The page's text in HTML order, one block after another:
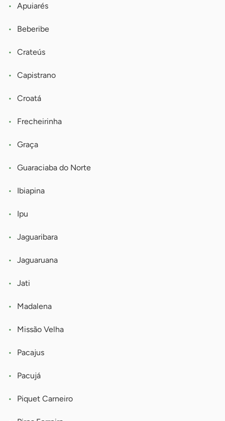
Apuiarés
Beberibe
Crateús
Capistrano
Croatá
Frecheirinha
Graça
Guaraciaba do Norte
Ibiapina
Ipu
Jaguaribara
Jaguaruana
Jati
Madalena
Missão Velha
Pacajus
Pacujá
Piquet Carneiro